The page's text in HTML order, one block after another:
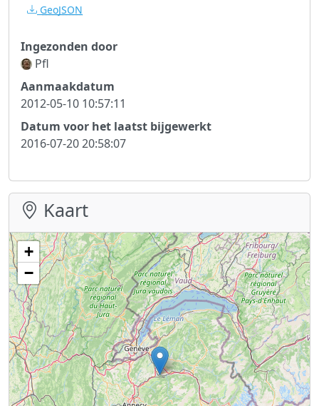
GeoJSON
Ingezonden door
Pfl
Aanmaakdatum
2012-05-10 10:57:11
Datum voor het laatst bijgewerkt
2016-07-20 20:58:07
Kaart
+
−